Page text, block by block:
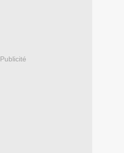
Publicité